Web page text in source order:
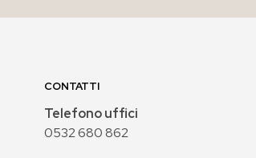
CONTATTI
Telefono uffici
0532 680 862